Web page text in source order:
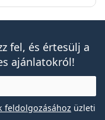
fel, és értesülj a
ajánlatokról!
feldolgozásához üzleti